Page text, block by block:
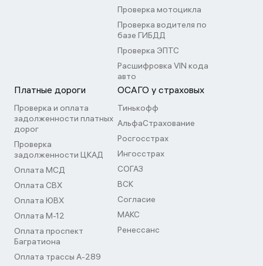
Проверка мотоцикла
Проверка водителя по
базе ГИБДД
Проверка ЭПТС
Расшифровка VIN кода
авто
Платные дороги
Проверка и оплата
задолженности платных
дорог
Проверка
задолженности ЦКАД
Оплата МСД
Оплата СВХ
Оплата ЮВХ
Оплата М-12
Оплата проспект
Багратиона
Оплата трассы А-289
ОСАГО у страховых
Тинькофф
АльфаСтрахование
Росгосстрах
Ингосстрах
СОГАЗ
ВСК
Согласие
МАКС
Ренессанс